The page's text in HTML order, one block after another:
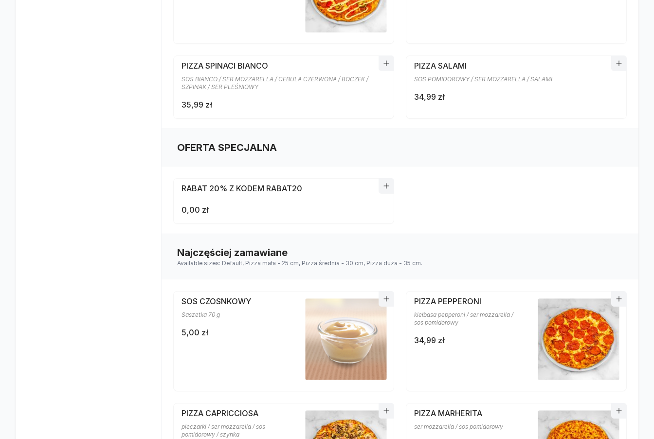
PIZZA SPINACI BIANCO
SOS BIANCO / SER MOZZARELLA / CEBULA CZERWONA / BOCZEK /
SZPINAK / SER PLEŚNIOWY
35,99 zł
PIZZA SALAMI
SOS POMIDOROWY / SER MOZZARELLA / SALAMI
34,99 zł
OFERTA SPECJALNA
RABAT 20% Z KODEM RABAT20
0,00 zł
Najczęściej zamawiane
Available sizes: Default, Pizza mała - 25 cm, Pizza średnia - 30 cm, Pizza duża - 35 cm.
SOS CZOSNKOWY
Saszetka 70 g
5,00 zł
PIZZA PEPPERONI
kiełbasa pepperoni / ser mozzarella /
sos pomidorowy
34,99 zł
PIZZA CAPRICCIOSA
pieczarki / ser mozzarella / sos
pomidorowy / szynka
PIZZA MARHERITA
ser mozzarella / sos pomidorowy